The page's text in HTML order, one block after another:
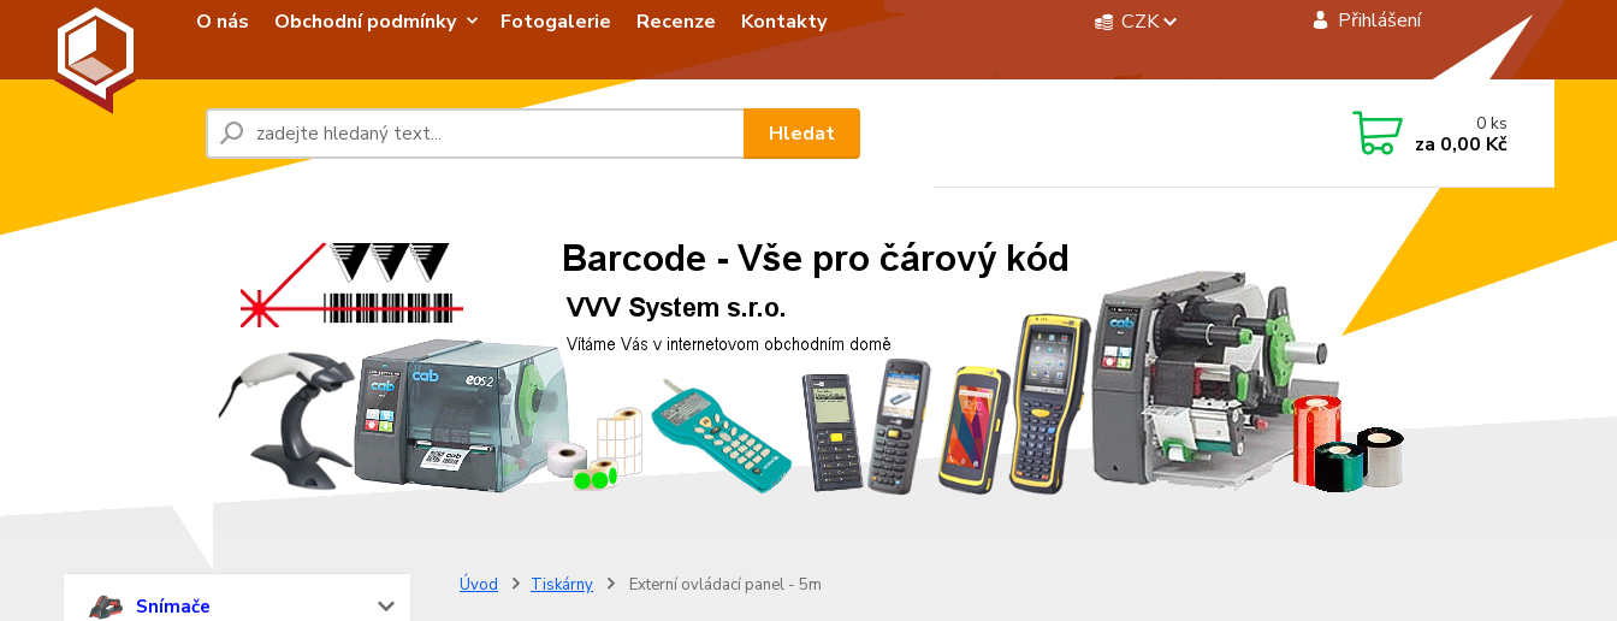
O nás Obchodní podmínky Fotogalerie Recenze Kontakty CZK Přihlášení
Hledat 0ks
za 0,00 Kč
Snímače
Úvod Tiskárny Externí ovládací panel - 5m